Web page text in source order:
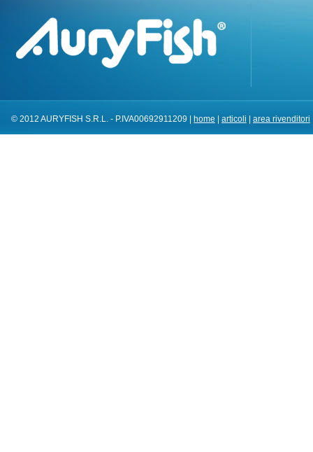
© 2012 AURYFISH S.R.L. - P.IVA00692911209 | home articoli area rivenditori